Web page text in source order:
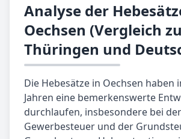
Analyse der
Oechsen (Vergleich zu
Thüringen und
Die Hebesätze in Oechsen haben
Jahren eine bemerkenswerte
durchlaufen, insbesondere bei der
Gewerbesteuer und der